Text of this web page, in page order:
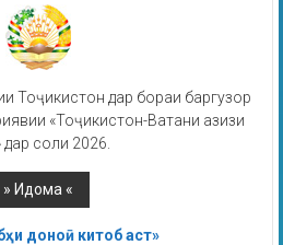
Тоҷикистон дар бораи баргузор
«Тоҷикистон-Ватани азизи
дар соли 2026.
доноӣ китоб аст»